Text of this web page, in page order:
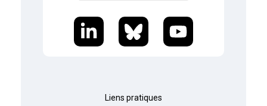
Liens pratiques